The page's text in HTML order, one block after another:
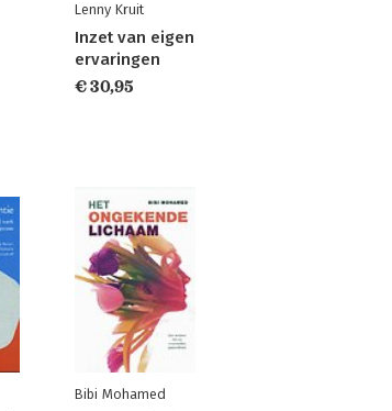
Lenny Kruit
Inzet van eigen
ervaringen
€ 30,95
Bibi Mohamed